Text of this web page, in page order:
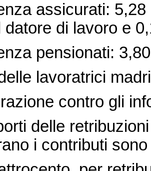
assicurati: 5,28
datore di lavoro e
pensionati:
lavoratrici
contro gli
delle retribuzioni
i contributi